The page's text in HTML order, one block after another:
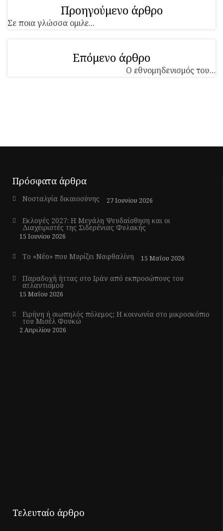
Προηγούμενο άρθρο
Σε ποια γλώσσα ομιλε...
Επόμενο άρθρο
Ο εθνομηδενισμός του...
Πρόσφατα άρθρα
Νοσταλγία δικαιοσύνης 27 Ιουνίου 2026
Εκλογές 2027: Η Μεγάλη Ψευδαίσθηση και οι
Διαχειριστές της Σιδερένιας Φυλακής
15 Ιουνίου 2026
Το «Νέο» που Μυρίζει Ναφθαλίνη 15 Μαΐου 2026
Παραδοχή ήττας στο Ιράν από εκπροσώπους του
ατλαντισμού
15 Μαΐου 2026
Ειρήνη ή σιωπηλός πόλεμος; Η κοινωνία στο μικροσκόπιο
του Μισέλ Φουκώ
2 Απριλίου 2026
Τελευταίο άρθρο